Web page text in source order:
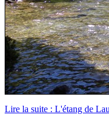
Lire la suite : L'étang de